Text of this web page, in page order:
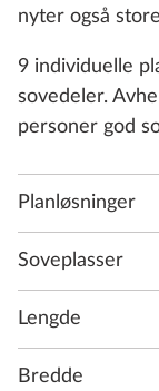
nyter også
9 individuelle
sovedeler.
personer god
Planløsninger
Soveplasser
Lengde
Bredde